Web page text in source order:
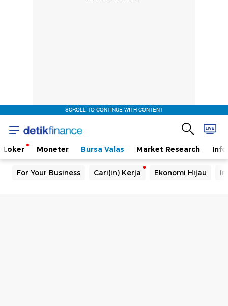
SCROLL TO CONTINUE WITH CONTENT
Loker Moneter Bursa Valas Market Research
For Your Business Cari(in) Kerja Ekonomi Hijau